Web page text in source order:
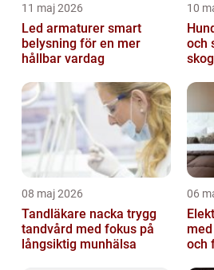
11 maj 2026
Led armaturer smart
belysning för en mer
hållbar vardag
10
Hundpejl
och
08 maj 2026
Tandläkare nacka trygg
tandvård med fokus på
långsiktig munhälsa
06
och